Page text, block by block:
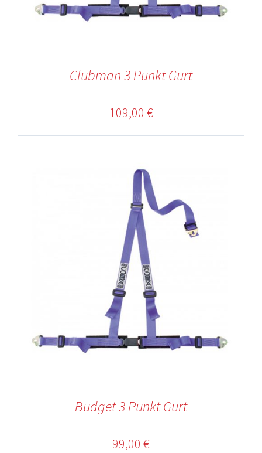
Clubman 3 Punkt Gurt
109,00 €
Budget 3 Punkt Gurt
99,00 €